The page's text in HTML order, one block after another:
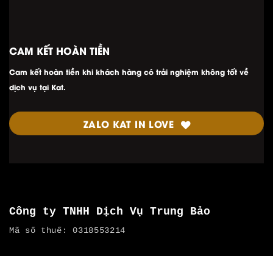
CAM KẾT HOÀN TIỀN
Cam kết hoàn tiền khi khách hàng có trải nghiệm không tốt về
dịch vụ tại Kat.
ZALO KAT IN LOVE
Công ty TNHH Dịch Vụ Trung Bảo
Mã số thuế: 0318553214